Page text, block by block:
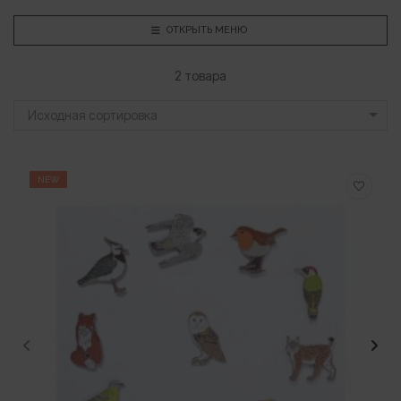
ОТКРЫТЬ МЕНЮ
2 товара
Исходная сортировка
NEW